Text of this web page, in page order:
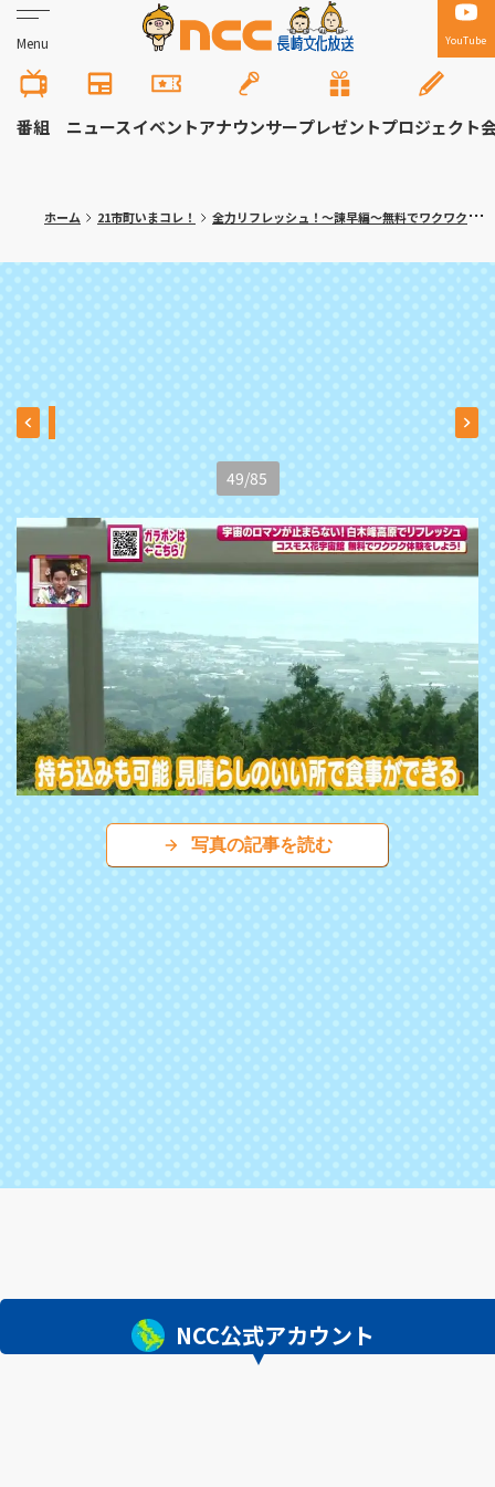
Menu YouTube
番組 ニュースイベントアナウンサープレゼントプロジェクト
ホーム 21市町いまコレ！ 全力リフレッシュ！～諫早編～無料でワクワク体験！大人の隠れ家カフェも
49/85
写真の記事を読む
NCC公式アカウント